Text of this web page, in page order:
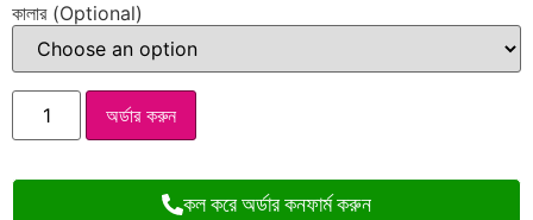
কালার (Optional)
অর্ডার করুন
কল করে অর্ডার কনফার্ম করুন